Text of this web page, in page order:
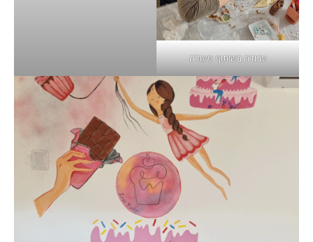
עבודה בשיתוף פעולה